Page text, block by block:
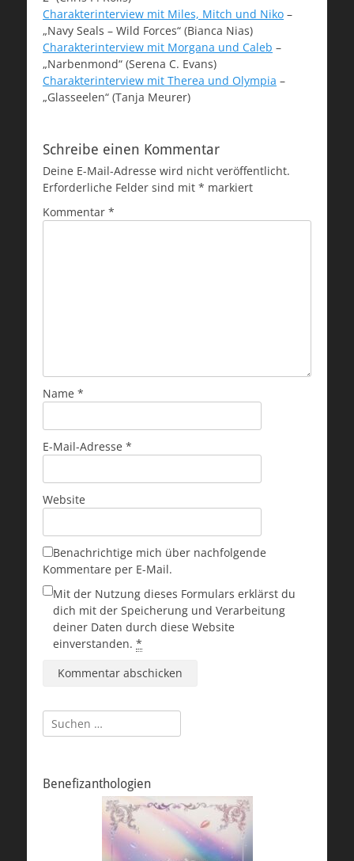
Charakterinterview mit Miles, Mitch und Niko –
„Navy Seals – Wild Forces“ (Bianca Nias)
Charakterinterview mit Morgana und Caleb –
„Narbenmond“ (Serena C. Evans)
Charakterinterview mit Therea und Olympia –
„Glasseelen“ (Tanja Meurer)
Schreibe einen Kommentar
Deine E-Mail-Adresse wird nicht veröffentlicht.
Erforderliche Felder sind mit * markiert
Kommentar *
Name *
E-Mail-Adresse *
Website
Benachrichtige mich über nachfolgende
Kommentare per E-Mail.
Mit der Nutzung dieses Formulars erklärst du
dich mit der Speicherung und Verarbeitung
deiner Daten durch diese Website
einverstanden. *
Suchen
nach:
Benefizanthologien